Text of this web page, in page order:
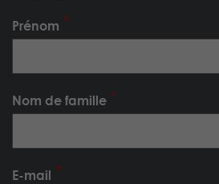
Prénom
Nom de famille
E-mail